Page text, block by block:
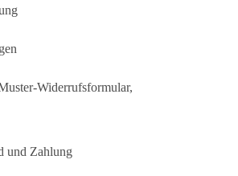
Widerrufsformular,
und Zahlung